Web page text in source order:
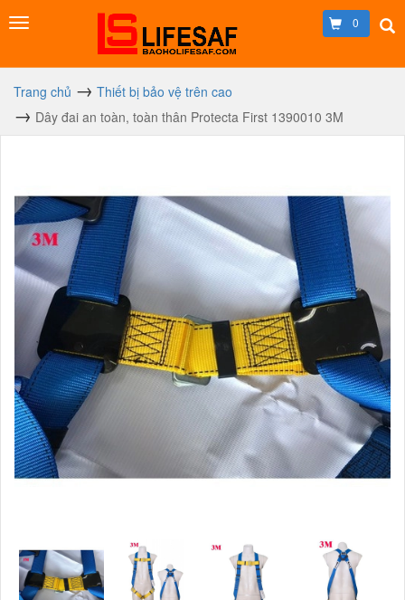
0
Trang chủ
Thiết bị bảo vệ trên cao
Dây đai an toàn, toàn thân Protecta First 1390010 3M